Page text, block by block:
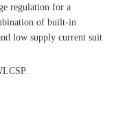
regulation for a
of built-in
low supply current suit